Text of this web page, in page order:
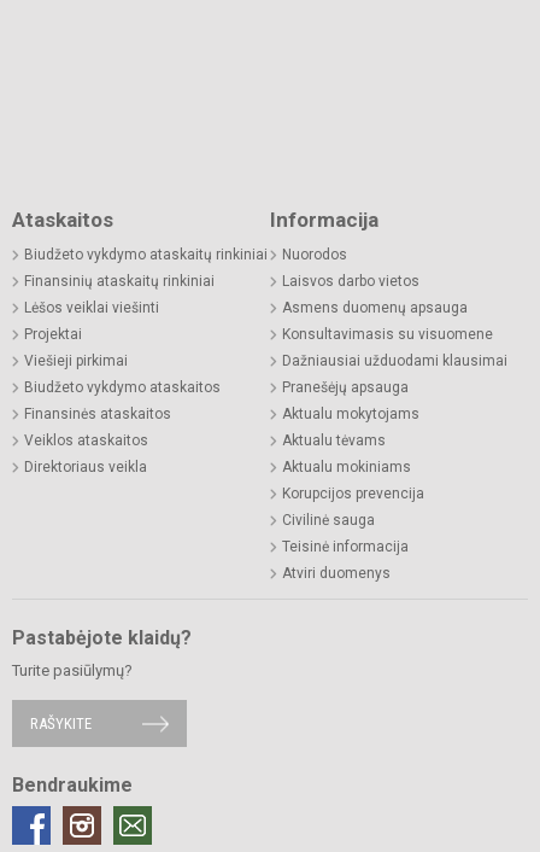
Ataskaitos
Biudžeto vykdymo ataskaitų rinkiniai
Finansinių ataskaitų rinkiniai
Lėšos veiklai viešinti
Projektai
Viešieji pirkimai
Biudžeto vykdymo ataskaitos
Finansinės ataskaitos
Veiklos ataskaitos
Direktoriaus veikla
Informacija
Nuorodos
Laisvos darbo vietos
Asmens duomenų apsauga
Konsultavimasis su visuomene
Dažniausiai užduodami klausimai
Pranešėjų apsauga
Aktualu mokytojams
Aktualu tėvams
Aktualu mokiniams
Korupcijos prevencija
Civilinė sauga
Teisinė informacija
Atviri duomenys
Pastabėjote klaidų?
Turite pasiūlymų?
RAŠYKITE
Bendraukime